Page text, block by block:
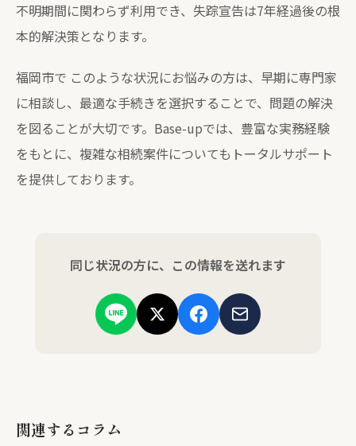
不明期間に関わらず利用でき、失踪宣告は7年経過後の根
本的解決策となります。
福岡市で このような状況にお悩みの方は、早期に専門家
に相談し、最適な手続きを選択することで、問題の解決
を図ることが大切です。Base-upでは、豊富な実務経験
をもとに、複雑な相続案件についてもトータルサポート
を提供しております。
同じ状況の方に、この情報を送れます
関連するコラム